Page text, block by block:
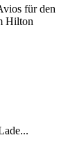
für den
Hilton